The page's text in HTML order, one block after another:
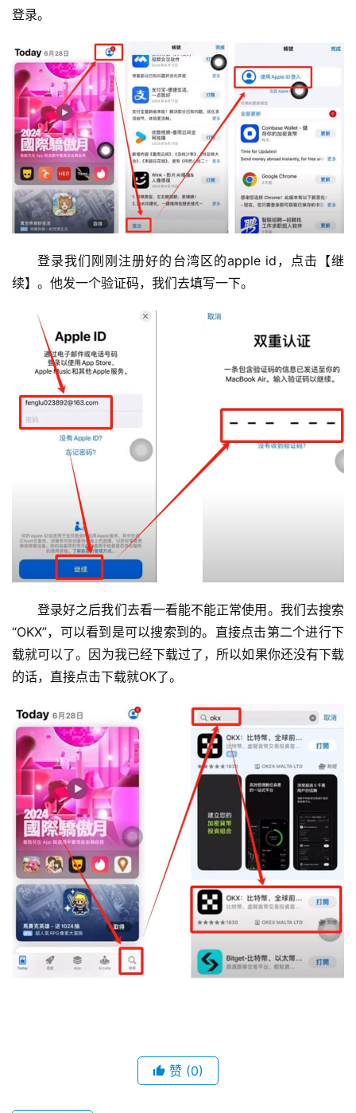
登录。
登录我们刚刚注册好的台湾区的apple id，点击【继
续】。他发一个验证码，我们去填写一下。
登录好之后我们去看一看能不能正常使用。我们去搜索
“OKX”，可以看到是可以搜索到的。直接点击第二个进行下
载就可以了。因为我已经下载过了，所以如果你还没有下载
的话，直接点击下载就OK了。
赞 (0)